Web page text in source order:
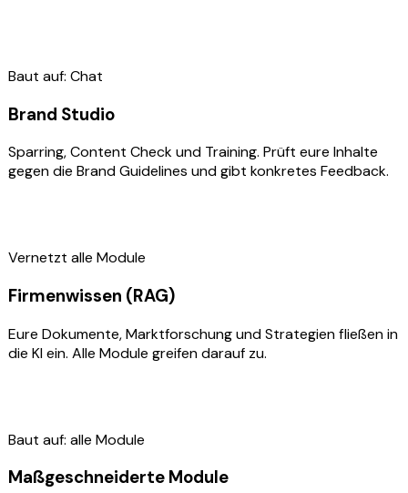
03
Baut auf: Chat
Brand Studio
Sparring, Content Check und Training. Prüft eure Inhalte
gegen die Brand Guidelines und gibt konkretes Feedback.
04
Vernetzt alle Module
Firmenwissen (RAG)
Eure Dokumente, Marktforschung und Strategien fließen in
die KI ein. Alle Module greifen darauf zu.
05
Baut auf: alle Module
Maßgeschneiderte Module